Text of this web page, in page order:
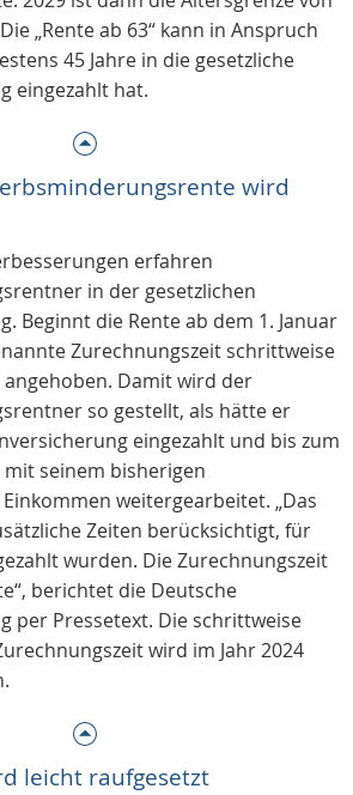
„Rente ab 63“ kann in Anspruch
45 Jahre in die gesetzliche
eingezahlt hat.
wird
erfahren
in der gesetzlichen
Beginnt die Rente ab dem 1. Januar
Zurechnungszeit schrittweise
angehoben. Damit wird der
so gestellt, als hätte er
eingezahlt und bis zum
mit seinem bisherigen
weitergearbeitet. „Das
Zeiten berücksichtigt, für
wurden. Die Zurechnungszeit
berichtet die Deutsche
per Pressetext. Die schrittweise
wird im Jahr 2024
leicht raufgesetzt